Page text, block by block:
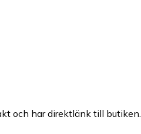
och har direktlänk till butiken.